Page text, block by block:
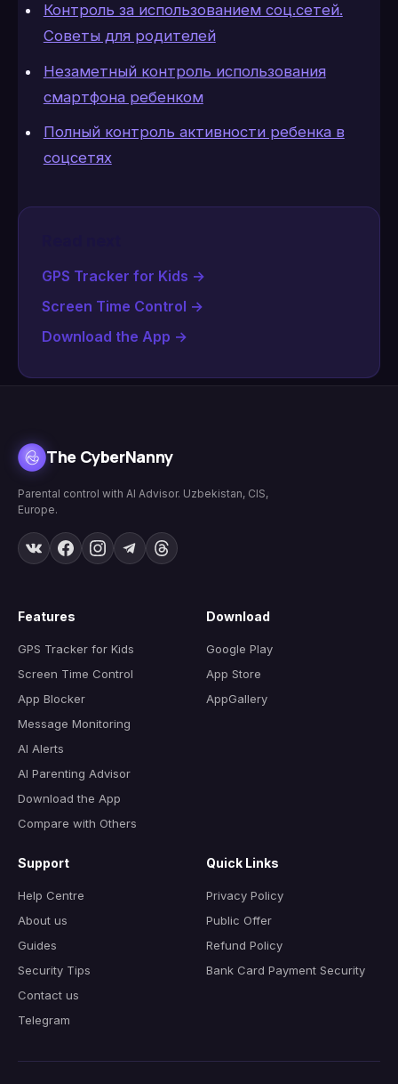
Контроль за использованием соц.сетей.
Советы для родителей
Незаметный контроль использования
смартфона ребенком
Полный контроль активности ребенка в
соцсетях
GPS Tracker for Kids →
Screen Time Control →
Download the App →
The CyberNanny
Parental control with AI Advisor. Uzbekistan, CIS,
Europe.
Features
GPS Tracker for Kids
Screen Time Control
App Blocker
Message Monitoring
AI Alerts
AI Parenting Advisor
Download the App
Compare with Others
Download
Google Play
App Store
AppGallery
Support
Help Centre
About us
Guides
Security Tips
Contact us
Telegram
Quick Links
Privacy Policy
Public Offer
Refund Policy
Bank Card Payment Security